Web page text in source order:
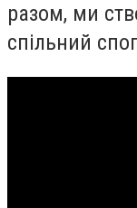
разом, ми
спільний